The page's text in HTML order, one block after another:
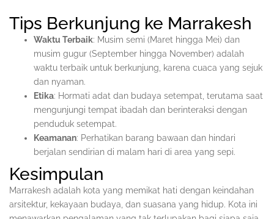
Tips Berkunjung ke Marrakesh
Waktu Terbaik: Musim semi (Maret hingga Mei) dan
musim gugur (September hingga November) adalah
waktu terbaik untuk berkunjung, karena cuaca yang sejuk
dan nyaman.
Etika: Hormati adat dan budaya setempat, terutama saat
mengunjungi tempat ibadah dan berinteraksi dengan
penduduk setempat.
Keamanan: Perhatikan barang bawaan dan hindari
berjalan sendirian di malam hari di area yang sepi.
Kesimpulan
Marrakesh adalah kota yang memikat hati dengan keindahan
arsitektur, kekayaan budaya, dan suasana yang hidup. Kota ini